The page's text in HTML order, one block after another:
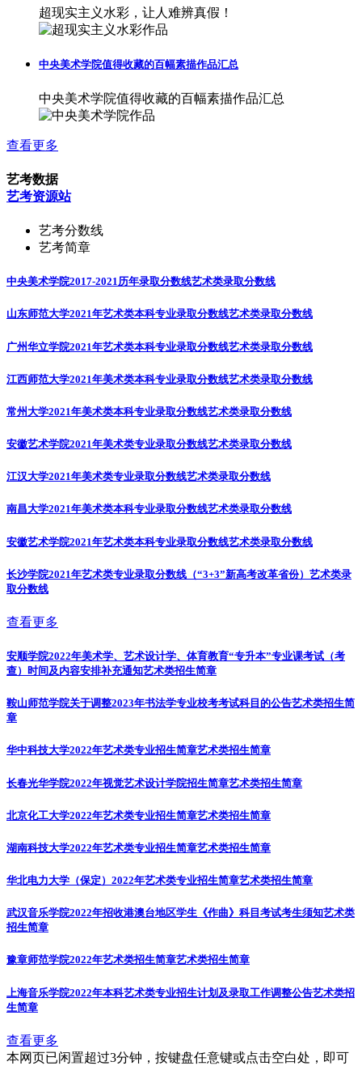
超现实主义水彩，让人难辨真假！
中央美术学院值得收藏的百幅素描作品汇总
中央美术学院值得收藏的百幅素描作品汇总
查看更多
艺考数据
艺考资源站
艺考分数线
艺考简章
中央美术学院2017-2021历年录取分数线艺术类录取分数线
山东师范大学2021年艺术类本科专业录取分数线艺术类录取分数线
广州华立学院2021年艺术类本科专业录取分数线艺术类录取分数线
江西师范大学2021年美术类本科专业录取分数线艺术类录取分数线
常州大学2021年美术类本科专业录取分数线艺术类录取分数线
安徽艺术学院2021年美术类专业录取分数线艺术类录取分数线
江汉大学2021年美术类专业录取分数线艺术类录取分数线
南昌大学2021年美术类本科专业录取分数线艺术类录取分数线
安徽艺术学院2021年艺术类本科专业录取分数线艺术类录取分数线
长沙学院2021年艺术类专业录取分数线（“3+3”新高考改革省份） 艺术类录
取分数线
查看更多
安顺学院2022年美术学、艺术设计学、体育教育“专升本”专业课考试（考
查）时间及内容安排补充通知艺术类招生简章
鞍山师范学院关于调整2023年书法学专业校考考试科目的公告艺术类招生简
章
华中科技大学2022年艺术类专业招生简章艺术类招生简章
长春光华学院2022年视觉艺术设计学院招生简章艺术类招生简章
北京化工大学2022年艺术类专业招生简章艺术类招生简章
湖南科技大学2022年艺术类专业招生简章艺术类招生简章
华北电力大学（保定）2022年艺术类专业招生简章艺术类招生简章
武汉音乐学院2022年招收港澳台地区学生《作曲》科目考试考生须知艺术类
招生简章
豫章师范学院2022年艺术类招生简章艺术类招生简章
上海音乐学院2022年本科艺术类专业招生计划及录取工作调整公告艺术类招
生简章
查看更多
本网页已闲置超过3分钟，按键盘任意键或点击空白处，即可